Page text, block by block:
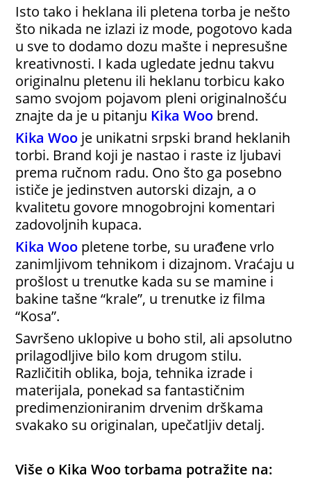
Isto tako i heklana ili pletena torba je nešto
što nikada ne izlazi iz mode, pogotovo kada
u sve to dodamo dozu mašte i nepresušne
kreativnosti. I kada ugledate jednu takvu
originalnu pletenu ili heklanu torbicu kako
samo svojom pojavom pleni originalnošću
znajte da je u pitanju Kika Woo brend.
Kika Woo je unikatni srpski brand heklanih
torbi. Brand koji je nastao i raste iz ljubavi
prema ručnom radu. Ono što ga posebno
ističe je jedinstven autorski dizajn, a o
kvalitetu govore mnogobrojni komentari
zadovoljnih kupaca.
Kika Woo pletene torbe, su urađene vrlo
zanimljivom tehnikom i dizajnom. Vraćaju u
prošlost u trenutke kada su se mamine i
bakine tašne “krale”, u trenutke iz filma
“Kosa”.
Savršeno uklopive u boho stil, ali apsolutno
prilagodljive bilo kom drugom stilu.
Različitih oblika, boja, tehnika izrade i
materijala, ponekad sa fantastičnim
predimenzioniranim drvenim drškama
svakako su originalan, upečatljiv detalj.
Više o Kika Woo torbama potražite na: